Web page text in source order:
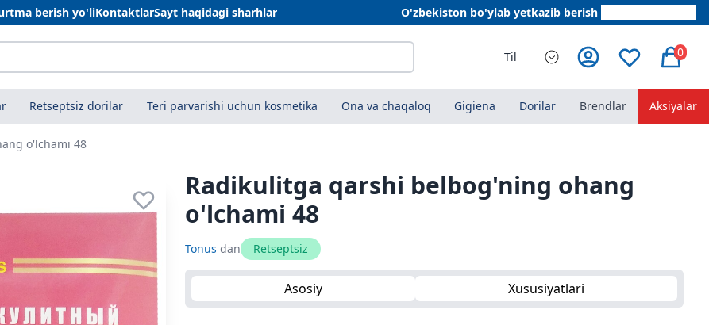
berish yo'liKontaktlarSayt haqidagi sharhlar O'zbekiston bo'ylab yetkazib berish
Til 0
Retseptsiz dorilar Teri parvarishi uchun kosmetika Ona va chaqaloq Gigiena Dorilar Brendlar Aksiyalar
o'lchami 48
Radikulitga qarshi belbog'ning ohang
o'lchami 48
Tonus dan Retseptsiz
Asosiy Xususiyatlari